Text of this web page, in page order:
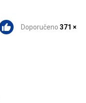
Doporučeno 371 ×